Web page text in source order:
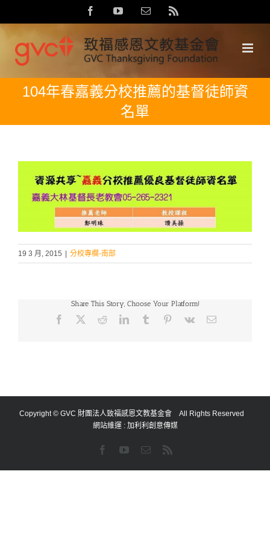
to
content
FacebookYouTubeEmail:
104年春嘉義分校推薦的基督徒師資
名單
19 3 月, 2015 | 分校專欄-南部
Share This Story, Choose Your Platform!
Facebook RedditLinkedInTumblr Pinterest
Vk Email:
Copyright © GVC 財團法人致福感恩文教基金會 All Rights Reserved
網站維運 : 加利利創意傳媒
FacebookYouTube
Email: